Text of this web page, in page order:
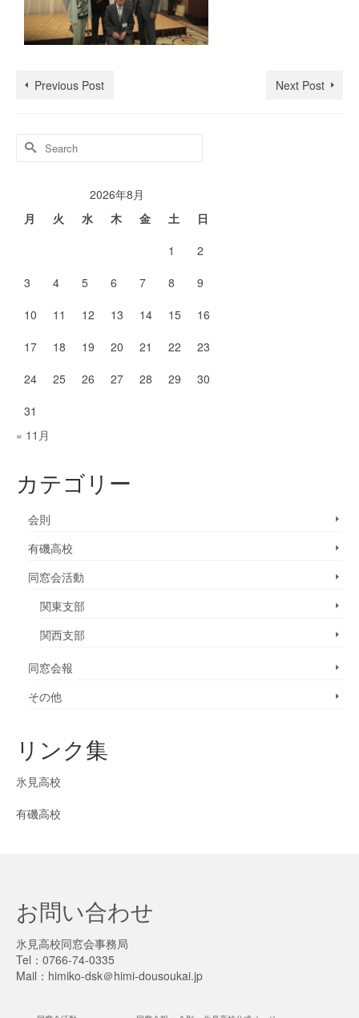
Previous Post Next Post
Search
for:
2026年8月
月
火 水 木 金 土
日
1
2
3
4 5 6 7 8
9
10
11 12 13 14 15
16
17
18 19 20 21 22
23
24
25 26 27 28 29
30
31
« 11月
カテゴリー
会則
有磯高校
同窓会活動
関東支部
関西支部
同窓会報
その他
リンク集
氷見高校
有磯高校
お問い合わせ
氷見高校同窓会事務局
Tel：0766-74-0335
Mail：himiko-dsk＠himi-dousoukai.jp